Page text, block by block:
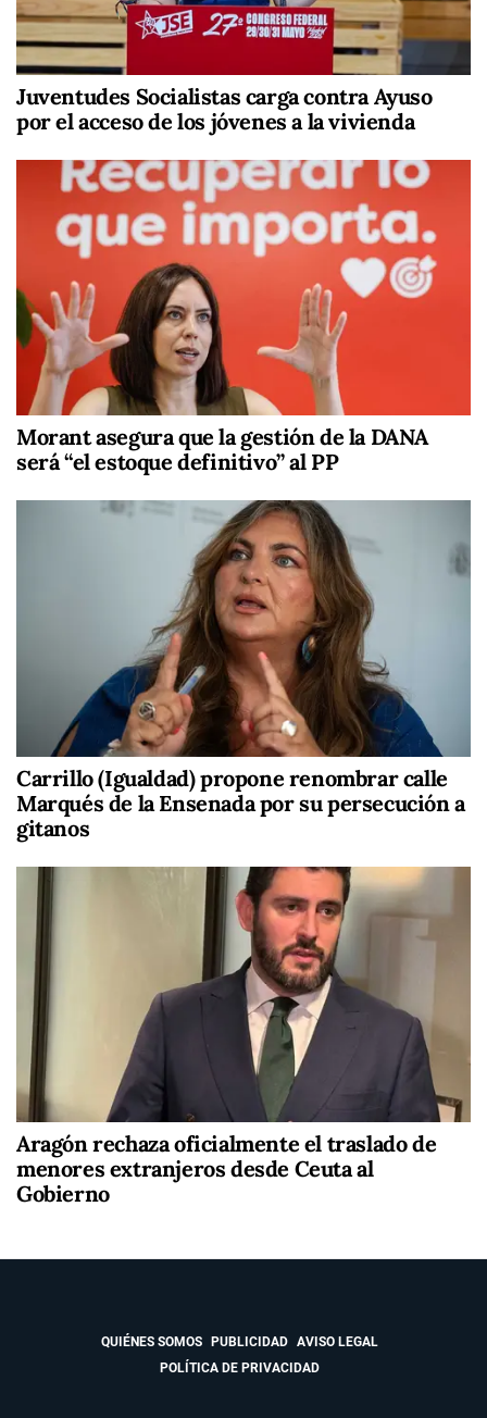
Juventudes Socialistas carga contra Ayuso
por el acceso de los jóvenes a la vivienda
Morant asegura que la gestión de la DANA
será “el estoque definitivo” al PP
Carrillo (Igualdad) propone renombrar calle
Marqués de la Ensenada por su persecución a
gitanos
Aragón rechaza oficialmente el traslado de
menores extranjeros desde Ceuta al
Gobierno
QUIÉNES SOMOS PUBLICIDAD
AVISO LEGAL
POLÍTICA DE PRIVACIDAD